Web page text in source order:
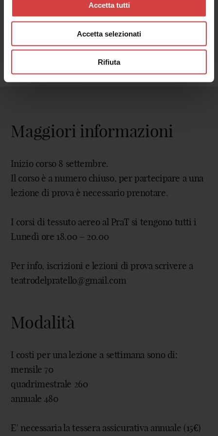
Accetta tutti
Accetta selezionati
Rifiuta
Maggiori informazioni
Inizio corso 8 settembre.
Il corso è a numero chiuso, per partecipare a una
lezione di prova è necessario prenotare.
I corsi di tessuto aereo al PraT si tengono tutti i
Lunedì ore 18.00 – 20.00
Per info, iscrizioni e lezioni di prova scrivere a
teatrodelpratello@gmail.com
Modalità
I costi per una lezione a settimana sono di:
mensile 70
quadrimestrale 260
annuale 480
E' necessaria la tessera assicurativa annuale (15€)